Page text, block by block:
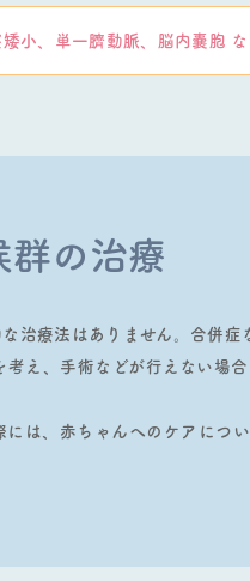
⼩、単⼀臍動脈、脳内嚢胞 な
群の治療
治療法はありません。合併症
え、⼿術などが行えない場
は、⾚ちゃんへのケアにつ